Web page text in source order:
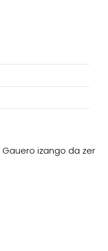
izango da zer